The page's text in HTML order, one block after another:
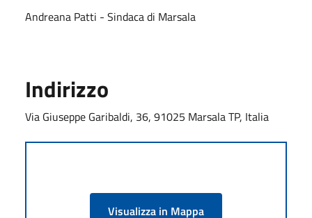
Andreana Patti - Sindaca di Marsala
Indirizzo
Via Giuseppe Garibaldi, 36, 91025 Marsala TP, Italia
Visualizza in Mappa